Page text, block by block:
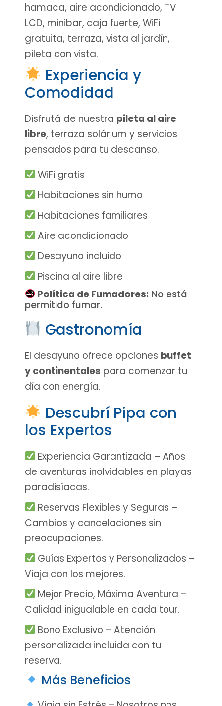
hamaca, aire acondicionado, TV
LCD, minibar, caja fuerte, WiFi
gratuita, terraza, vista al jardín,
pileta con vista.
Experiencia y
Comodidad
Disfrutá de nuestra pileta al aire
libre, terraza solárium y servicios
pensados para tu descanso.
WiFi gratis
Habitaciones sin humo
Habitaciones familiares
Aire acondicionado
Desayuno incluido
Piscina al aire libre
Política de Fumadores: No está
permitido fumar.
Gastronomía
El desayuno ofrece opciones buffet
y continentales para comenzar tu
día con energía.
Descubrí Pipa con
los Expertos
Experiencia Garantizada – Años
de aventuras inolvidables en playas
paradisíacas.
Reservas Flexibles y Seguras –
Cambios y cancelaciones sin
preocupaciones.
Guías Expertos y Personalizados –
Viaja con los mejores.
Mejor Precio, Máxima Aventura –
Calidad inigualable en cada tour.
Bono Exclusivo – Atención
personalizada incluida con tu
reserva.
Más Beneficios